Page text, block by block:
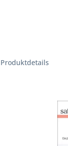
Produktdetails